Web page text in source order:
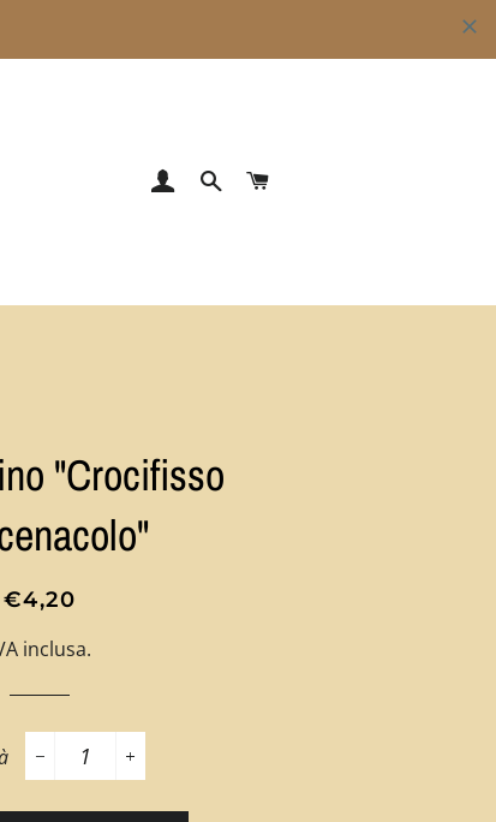
ACCEDICERCA
"Crocifisso
Prezzo
listino
Prezzo
€4,20
inclusa.
−
+